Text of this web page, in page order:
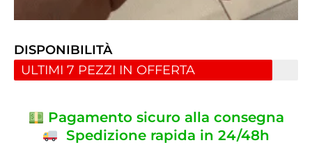
DISPONIBILITÀ
ULTIMI 7 PEZZI IN OFFERTA
Pagamento sicuro alla consegna
Spedizione rapida in 24/48h